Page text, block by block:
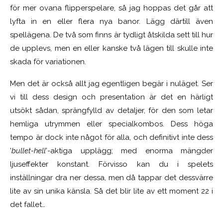
för mer ovana flipperspelare, så jag hoppas det går att
lyfta in en eller flera nya banor. Lägg därtill även
spellägena. De två som finns är tydligt åtskilda sett till hur
de upplevs, men en eller kanske två lägen till skulle inte
skada för variationen.
Men det är också allt jag egentligen begär i nuläget. Ser
vi till dess design och presentation är det en härligt
utsökt sådan, sprängfylld av detaljer, för den som letar
hemliga utrymmen eller specialkombos. Dess höga
tempo är dock inte något för alla, och definitivt inte dess
’bullet-hell’-aktiga upplägg; med enorma mängder
ljuseffekter konstant. Förvisso kan du i spelets
inställningar dra ner dessa, men då tappar det dessvärre
lite av sin unika känsla. Så det blir lite av ett moment 22 i
det fallet…